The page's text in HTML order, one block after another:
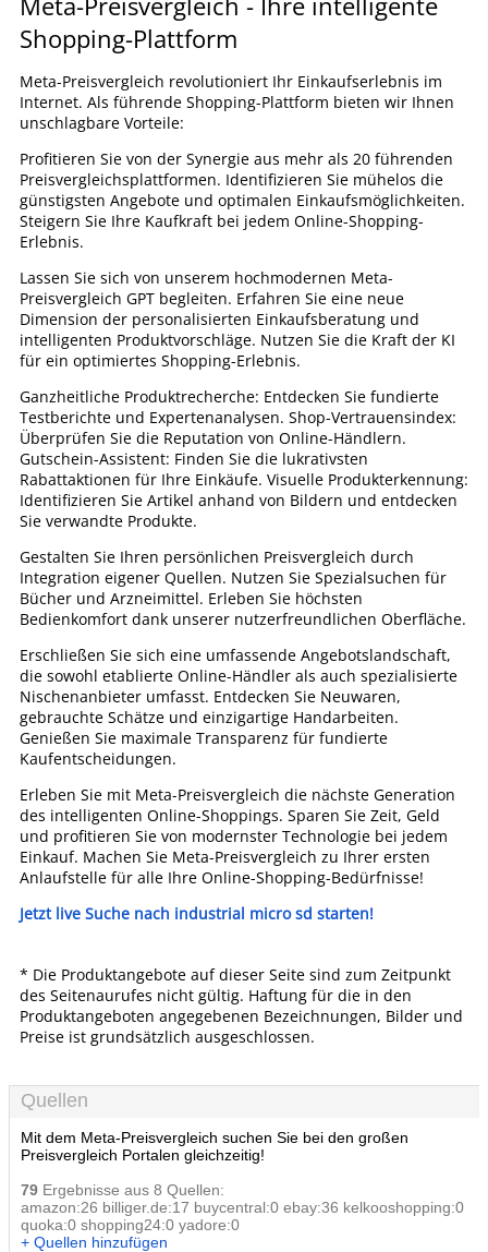
Shopping-Plattform
Meta-Preisvergleich revolutioniert Ihr Einkaufserlebnis im
Internet. Als führende Shopping-Plattform bieten wir Ihnen
unschlagbare Vorteile:
Profitieren Sie von der Synergie aus mehr als 20 führenden
Preisvergleichsplattformen. Identifizieren Sie mühelos die
günstigsten Angebote und optimalen Einkaufsmöglichkeiten.
Steigern Sie Ihre Kaufkraft bei jedem Online-Shopping-
Erlebnis.
Lassen Sie sich von unserem hochmodernen Meta-
Preisvergleich GPT begleiten. Erfahren Sie eine neue
Dimension der personalisierten Einkaufsberatung und
intelligenten Produktvorschläge. Nutzen Sie die Kraft der KI
für ein optimiertes Shopping-Erlebnis.
Ganzheitliche Produktrecherche: Entdecken Sie fundierte
Testberichte und Expertenanalysen. Shop-Vertrauensindex:
Überprüfen Sie die Reputation von Online-Händlern.
Gutschein-Assistent: Finden Sie die lukrativsten
Rabattaktionen für Ihre Einkäufe. Visuelle Produkterkennung:
Identifizieren Sie Artikel anhand von Bildern und entdecken
Sie verwandte Produkte.
Gestalten Sie Ihren persönlichen Preisvergleich durch
Integration eigener Quellen. Nutzen Sie Spezialsuchen für
Bücher und Arzneimittel. Erleben Sie höchsten
Bedienkomfort dank unserer nutzerfreundlichen Oberfläche.
Erschließen Sie sich eine umfassende Angebotslandschaft,
die sowohl etablierte Online-Händler als auch spezialisierte
Nischenanbieter umfasst. Entdecken Sie Neuwaren,
gebrauchte Schätze und einzigartige Handarbeiten.
Genießen Sie maximale Transparenz für fundierte
Kaufentscheidungen.
Erleben Sie mit Meta-Preisvergleich die nächste Generation
des intelligenten Online-Shoppings. Sparen Sie Zeit, Geld
und profitieren Sie von modernster Technologie bei jedem
Einkauf. Machen Sie Meta-Preisvergleich zu Ihrer ersten
Anlaufstelle für alle Ihre Online-Shopping-Bedürfnisse!
Jetzt live Suche nach industrial micro sd starten!
* Die Produktangebote auf dieser Seite sind zum Zeitpunkt
des Seitenaurufes nicht gültig. Haftung für die in den
Produktangeboten angegebenen Bezeichnungen, Bilder und
Preise ist grundsätzlich ausgeschlossen.
Quellen
Mit dem Meta-Preisvergleich suchen Sie bei den großen
Preisvergleich Portalen gleichzeitig!
79 Ergebnisse aus 8 Quellen:
amazon:26 billiger.de:17 buycentral:0 ebay:36 kelkooshopping:0
quoka:0 shopping24:0 yadore:0
+ Quellen hinzufügen